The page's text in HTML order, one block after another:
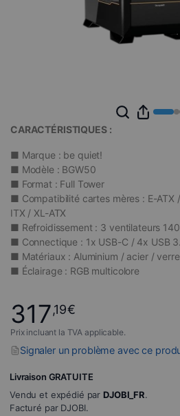
CARACTÉRISTIQUES :
■ Marque : be quiet!
■ Modèle : BGW50
■ Format : Full Tower
■ Compatibilité cartes mères : E-ATX
ITX / XL-ATX
■ Refroidissement : 3 ventilateurs
■ Connectique : 1x USB-C / 4x USB
■ Matériaux : Aluminium / acier /
■ Éclairage : RGB multicolore
317,19€
Prix incluant la TVA applicable.
Signaler un problème avec ce
Livraison GRATUITE
Vendu et expédié parDJOBI_FR.
Facturé par DJOBI.